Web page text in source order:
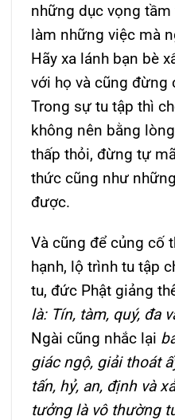
những dục vọng
làm những việc mà
Hãy xa lánh bạn bè
với họ và cũng đừng
Trong sự tu tập thì
không nên bằng
thấp thỏi, đừng tự
thức cũng như
được.
Và cũng để củng cố
hạnh, lộ trình tu tập
tu, đức Phật giảng
là: Tín, tàm, quý, đa
Ngài cũng nhắc lại
giác ngộ, giải thoát
tấn, hỷ, an, định và
tưởng là vô thường